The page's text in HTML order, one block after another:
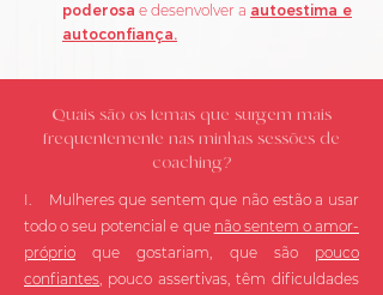
poderosa e desenvolver a autoestima e
autoconfiança.
Quais são os temas que surgem mais
frequentemente nas minhas sessões de
coaching?
I. Mulheres que sentem que não estão a usar
todo o seu potencial e que não sentem o amor-
próprio que gostariam, que são pouco
confiantes, pouco assertivas, têm dificuldades